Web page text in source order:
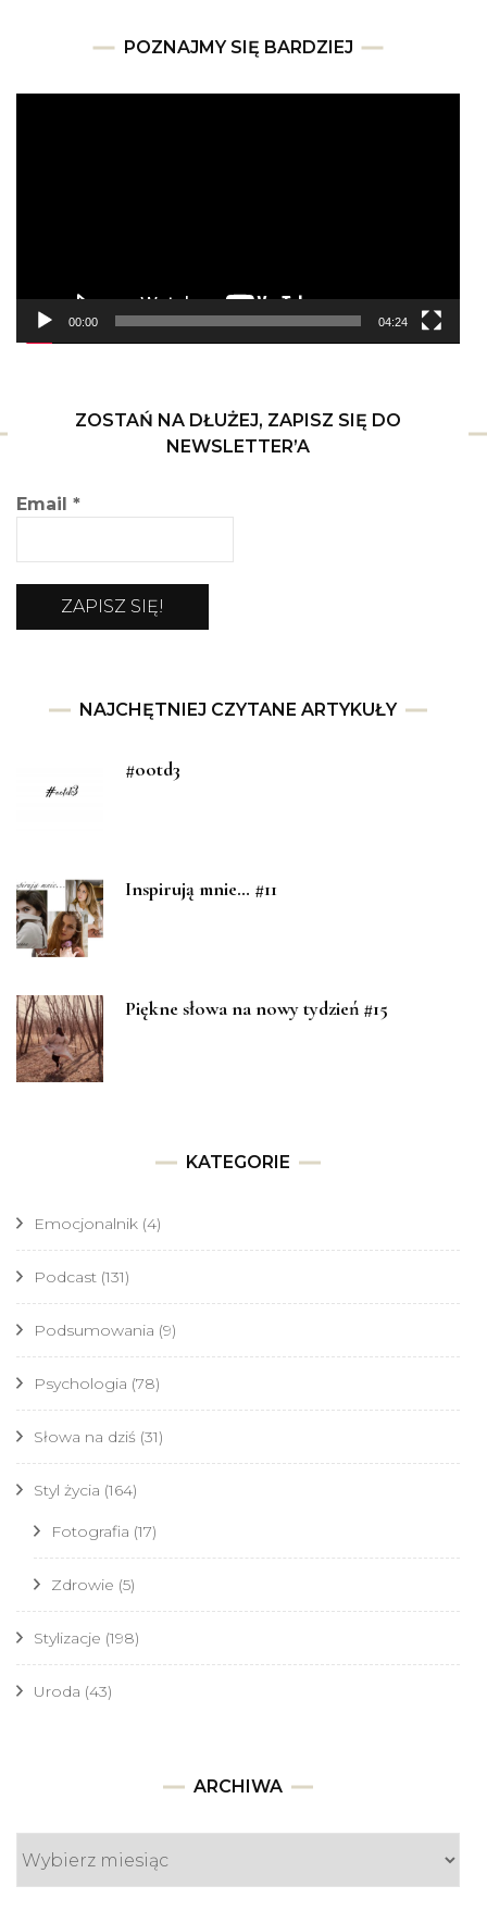
POZNAJMY SIĘ BARDZIEJ
00:00 04:24
ZOSTAŃ NA DŁUŻEJ, ZAPISZ SIĘ DO
NEWSLETTER’A
Email *
NAJCHĘTNIEJ CZYTANE ARTYKUŁY
#ootd3
Inspirują mnie… #11
Piękne słowa na nowy tydzień #15
KATEGORIE
Emocjonalnik (4)
Podcast (131)
Podsumowania (9)
Psychologia (78)
Słowa na dziś (31)
Styl życia (164)
Fotografia (17)
Zdrowie (5)
Stylizacje (198)
Uroda (43)
ARCHIWA
Archiwa